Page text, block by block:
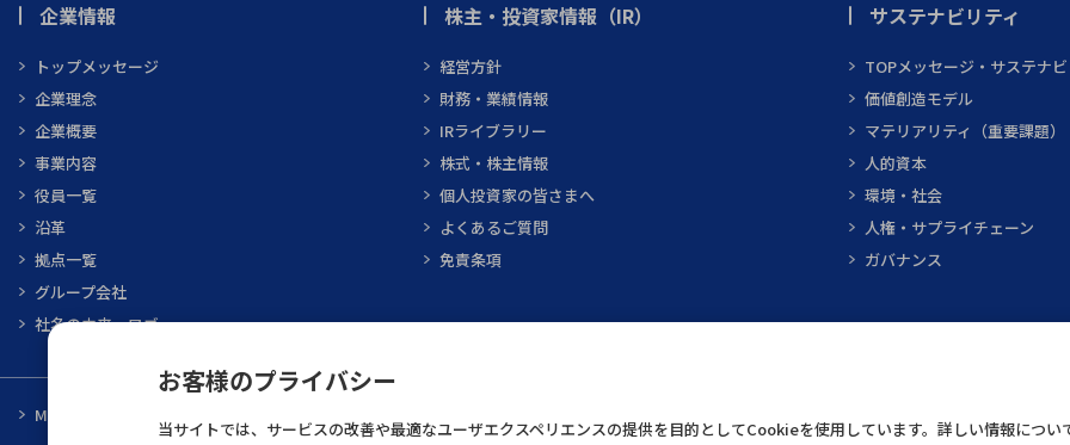
お客様のプライバシー
当サイトでは、サービスの改善や最適なユーザエクスペリエンスの提供を目的としてCookieを使用しています。詳しい情報につい
企業情報
トップメッセージ
企業理念
企業概要
事業内容
役員一覧
沿革
拠点一覧
グループ会社
社名の由来・ロゴ
株主・投資家情報（IR）
経営方針
財務・業績情報
IRライブラリー
株式・株主情報
個人投資家の皆さまへ
よくあるご質問
免責条項
サステナビリティ
TOPメッセージ・サステナ
価値創造モデル
マテリアリティ（重要課題）
人的資本
環境・社会
人権・サプライチェーン
ガバナンス
MARUBUN CORPORATION